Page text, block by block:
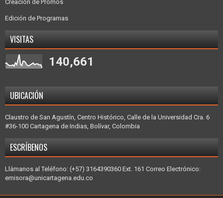
Creación de Promos
Edición de Programas
VISITAS
140,661
UBICACIÓN
Claustro de San Agustín, Centro Histórico, Calle de la Universidad Cra. 6
#36-100 Cartagena de Indias, Bolívar, Colombia
ESCRÍBENOS
Llámanos al Teléfono: (+57) 3164390360 Ext. 161 Correo Electrónico:
emisora@unicartagena.edu.co